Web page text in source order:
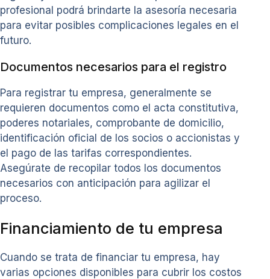
profesional podrá brindarte la asesoría necesaria
para evitar posibles complicaciones legales en el
futuro.
Documentos necesarios para el registro
Para registrar tu empresa, generalmente se
requieren documentos como el acta constitutiva,
poderes notariales, comprobante de domicilio,
identificación oficial de los socios o accionistas y
el pago de las tarifas correspondientes.
Asegúrate de recopilar todos los documentos
necesarios con anticipación para agilizar el
proceso.
Financiamiento de tu empresa
Cuando se trata de financiar tu empresa, hay
varias opciones disponibles para cubrir los costos